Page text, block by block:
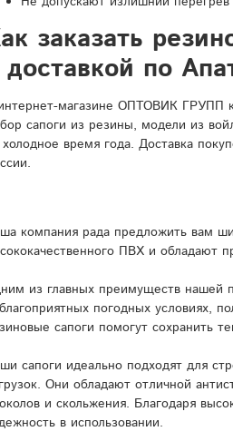
заказать
доставкой по
магазине ОПТОВИК ГРУПП
сапоги из резины, модели из
холодное время года. Доставка
компания рада предложить вам
ПВХ и обладают
из главных преимуществ нашей
погодных условиях,
сапоги помогут сохранить
сапоги идеально подходят для
Они обладают отличной
и скольжения. Благодаря
в использовании.